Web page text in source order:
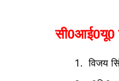
सी0आई0यू0
विजय